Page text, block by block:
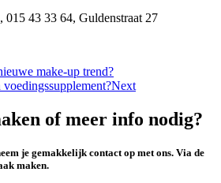
43 33 64, Guldenstraat 27
make-up trend?
Next
of meer info nodig?
je gemakkelijk contact op met ons. Via de
maken.